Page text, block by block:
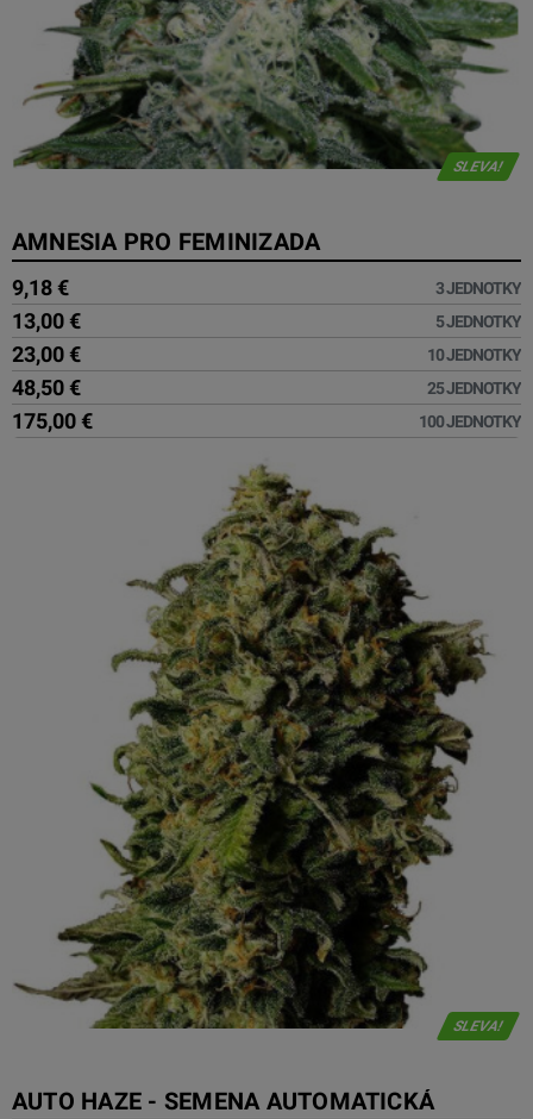
SLEVA!
AMNESIA PRO FEMINIZADA
9,18 € 3 JEDNOTKY
13,00 € 5 JEDNOTKY
23,00 € 10 JEDNOTKY
48,50 € 25 JEDNOTKY
175,00 € 100 JEDNOTKY
SLEVA!
AUTO HAZE - SEMENA AUTOMATICKÁ